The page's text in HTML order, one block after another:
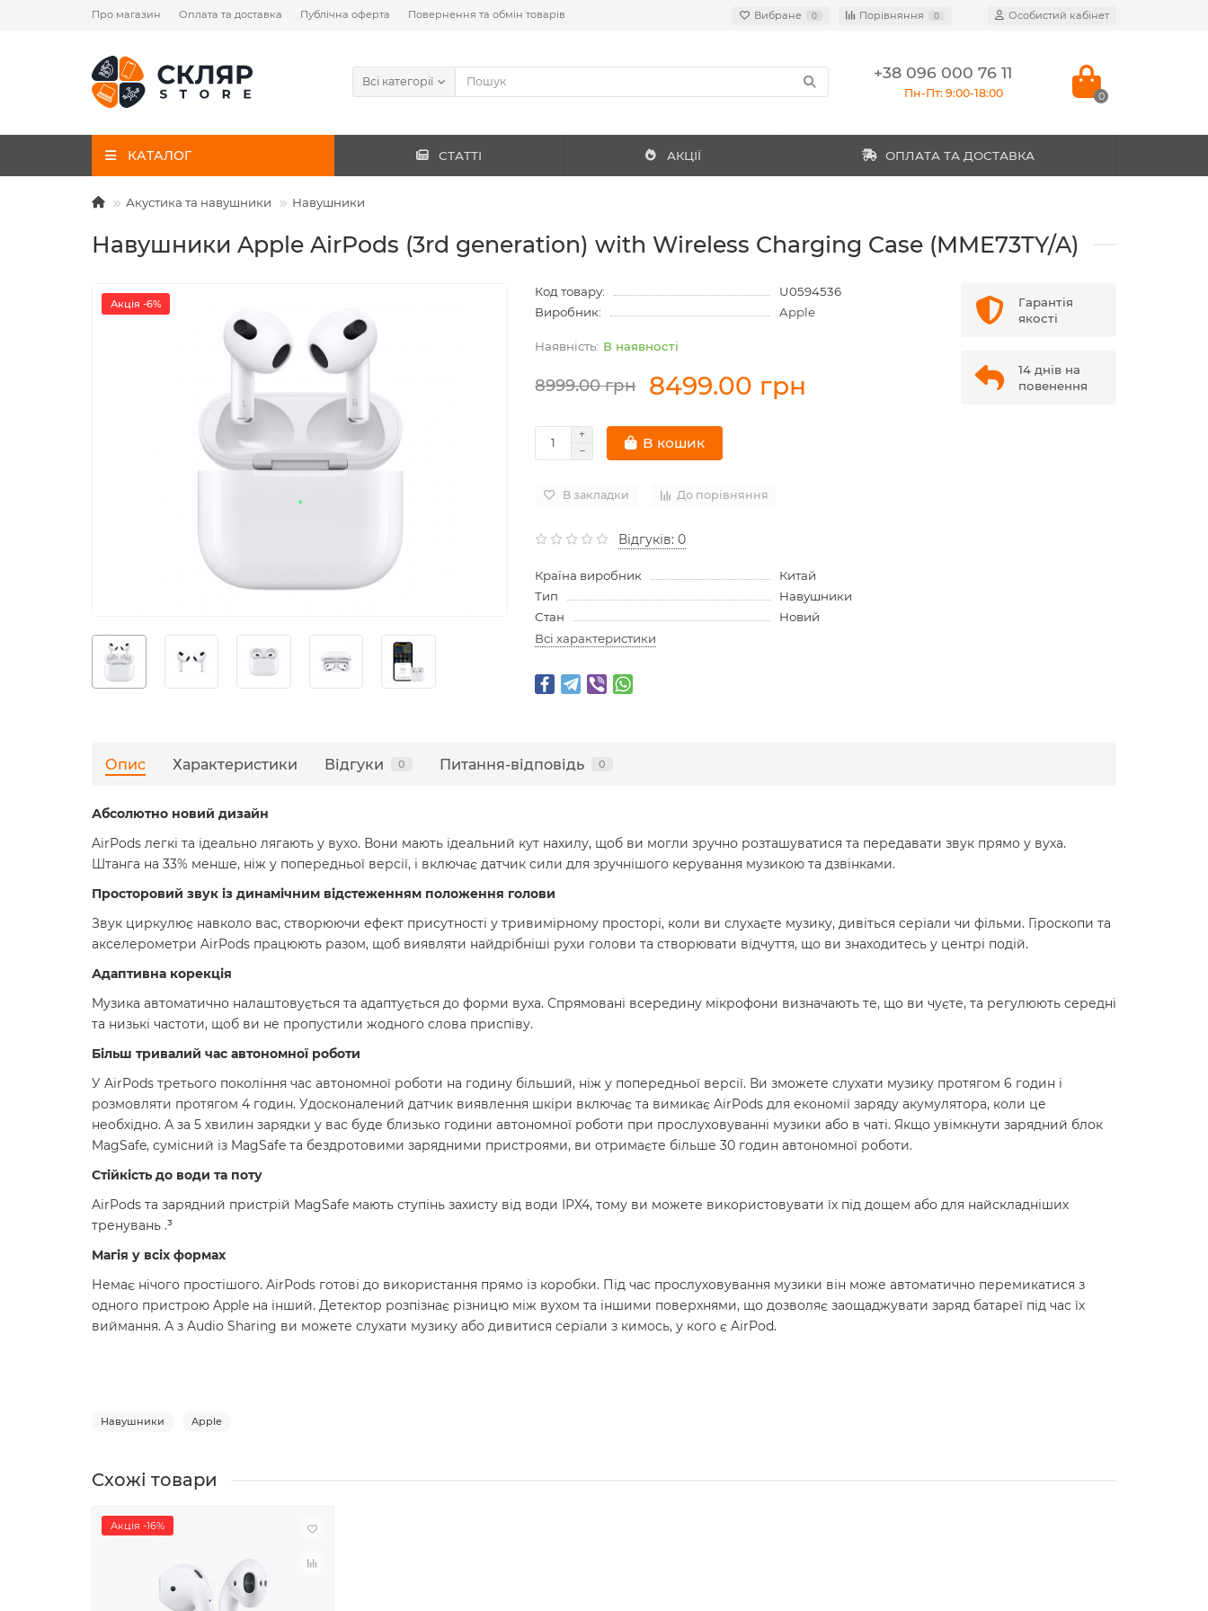
Про магазин Оплата та доставка Публічна оферта Повернення та обмін товарів Вибране 0 Порівняння 0 Особистий кабінет
Всі категорії +38 096 000 76 11
Пн-Пт: 9:00-18:00 0
КАТАЛОГ СТАТТІ АКЦІЇ ОПЛАТА ТА ДОСТАВКА
Акустика та навушники Навушники
Навушники Apple AirPods (3rd generation) with Wireless Charging Case (MME73TY/A)
Акція -6%
Код товару:
U0594536
Виробник:
Apple
В наявності
8999.00 грн 8499.00 грн
В кошик
В закладки До порівняння
Відгуків: 0
Країна виробник
Китай
Тип
Навушники
Стан
Новий
Всі характеристики
Гарантія
якості
14 днів на
повенення
Опис Характеристики Відгуки 0 Питання-відповідь 0
Абсолютно новий дизайн
AirPods легкі та ідеально лягають у вухо. Вони мають ідеальний кут нахилу, щоб ви могли зручно розташуватися та передавати звук прямо у вуха.
Штанга на 33% менше, ніж у попередньої версії, і включає датчик сили для зручнішого керування музикою та дзвінками.
Просторовий звук із динамічним відстеженням положення голови
Звук циркулює навколо вас, створюючи ефект присутності у тривимірному просторі, коли ви слухаєте музику, дивіться серіали чи фільми. Гіроскопи та
акселерометри AirPods працюють разом, щоб виявляти найдрібніші рухи голови та створювати відчуття, що ви знаходитесь у центрі подій.
Адаптивна корекція
Музика автоматично налаштовується та адаптується до форми вуха. Спрямовані всередину мікрофони визначають те, що ви чуєте, та регулюють середні
та низькі частоти, щоб ви не пропустили жодного слова приспіву.
Більш тривалий час автономної роботи
У AirPods третього покоління час автономної роботи на годину більший, ніж у попередньої версії. Ви зможете слухати музику протягом 6 годин і
розмовляти протягом 4 годин. Удосконалений датчик виявлення шкіри включає та вимикає AirPods для економії заряду акумулятора, коли це
необхідно. А за 5 хвилин зарядки у вас буде близько години автономної роботи при прослуховуванні музики або в чаті. Якщо увімкнути зарядний блок
MagSafe, сумісний із MagSafe та бездротовими зарядними пристроями, ви отримаєте більше 30 годин автономної роботи.
Стійкість до води та поту
AirPods та зарядний пристрій MagSafe мають ступінь захисту від води IPX4, тому ви можете використовувати їх під дощем або для найскладніших
тренувань .³
Магія у всіх формах
Немає нічого простішого. AirPods готові до використання прямо із коробки. Під час прослуховування музики він може автоматично перемикатися з
одного пристрою Apple на інший. Детектор розпізнає різницю між вухом та іншими поверхнями, що дозволяє заощаджувати заряд батареї під час їх
виймання. А з Audio Sharing ви можете слухати музику або дивитися серіали з кимось, у кого є AirPod.
Навушники Apple
Схожі товари
Акція -16%